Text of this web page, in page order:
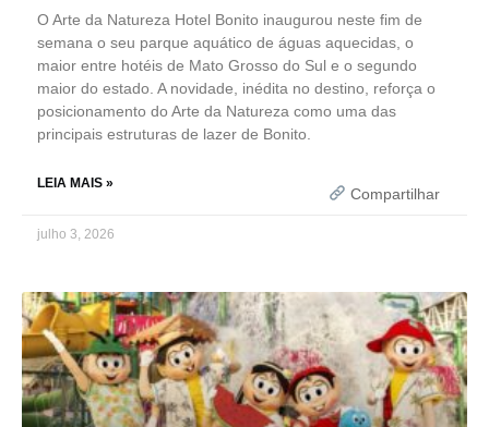
O Arte da Natureza Hotel Bonito inaugurou neste fim de
semana o seu parque aquático de águas aquecidas, o
maior entre hotéis de Mato Grosso do Sul e o segundo
maior do estado. A novidade, inédita no destino, reforça o
posicionamento do Arte da Natureza como uma das
principais estruturas de lazer de Bonito.
LEIA MAIS »
Compartilhar
julho 3, 2026